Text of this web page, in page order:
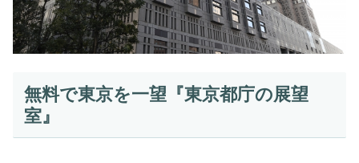
都庁展望室について、令和２年１０月１日（木）より開室
時間を延長し、「都庁おもいでピアノ」の利用を再開いた
します
草間弥生さんデザインのピアノ公開
無料で東京を一望『東京都庁の展望
室』